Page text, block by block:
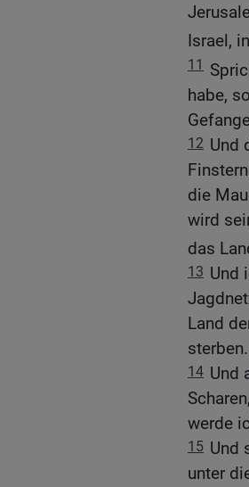
Israel,
11
habe,
12 Und
die
wird
das
13 Und
Land
sterben.
14 Und
werde
15 Und
unter